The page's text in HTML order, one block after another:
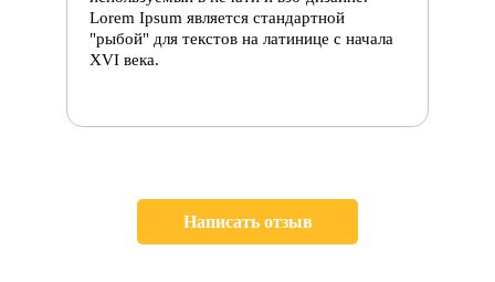
Lorem Ipsum является стандартной
"рыбой" для текстов на латинице с начала
XVI века.
Написать отзыв